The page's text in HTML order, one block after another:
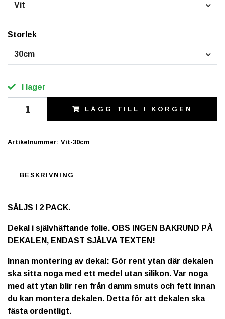
Vit
Storlek
30cm
I lager
LÄGG TILL I KORGEN
Artikelnummer: Vit-30cm
BESKRIVNING
SÄLJS I 2 PACK.
Dekal i självhäftande folie. OBS INGEN BAKRUND PÅ
DEKALEN, ENDAST SJÄLVA TEXTEN!
Innan montering av dekal: Gör rent ytan där dekalen
ska sitta noga med ett medel utan silikon. Var noga
med att ytan blir ren från damm smuts och fett innan
du kan montera dekalen. Detta för att dekalen ska
fästa ordentligt.